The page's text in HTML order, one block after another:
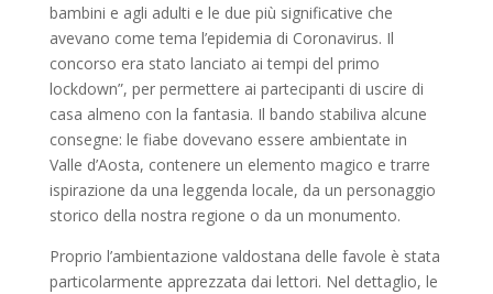
bambini e agli adulti e le due più significative che
avevano come tema l’epidemia di Coronavirus. Il
concorso era stato lanciato ai tempi del primo
lockdown”, per permettere ai partecipanti di uscire di
casa almeno con la fantasia. Il bando stabiliva alcune
consegne: le fiabe dovevano essere ambientate in
Valle d’Aosta, contenere un elemento magico e trarre
ispirazione da una leggenda locale, da un personaggio
storico della nostra regione o da un monumento.
Proprio l’ambientazione valdostana delle favole è stata
particolarmente apprezzata dai lettori. Nel dettaglio, le